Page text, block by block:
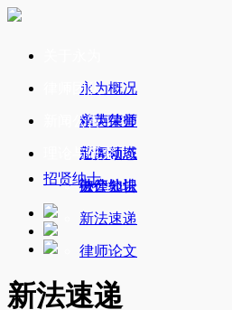
永为概况
永为荣誉
业务领域
办公地址
律师团队
精英律师
新闻公告
新闻动态
破产公告
理论与研究
法律知识
新法速递
律师论文
招贤纳士
新法速递